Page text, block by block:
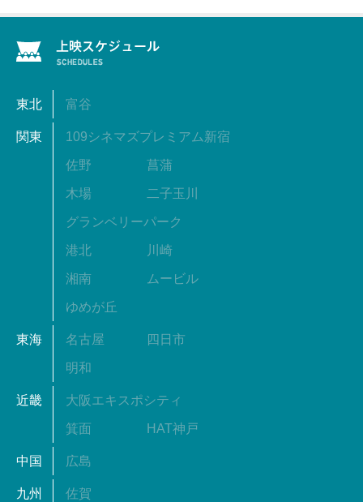
東北 富谷
関東 109シネマズプレミアム新宿
佐野 菖蒲
木場 二子玉川
グランベリーパーク
港北 川崎
湘南 ムービル
ゆめが丘
東海 名古屋 四日市
明和
近畿 大阪エキスポシティ
箕面 HAT神戸
中国 広島
九州 佐賀